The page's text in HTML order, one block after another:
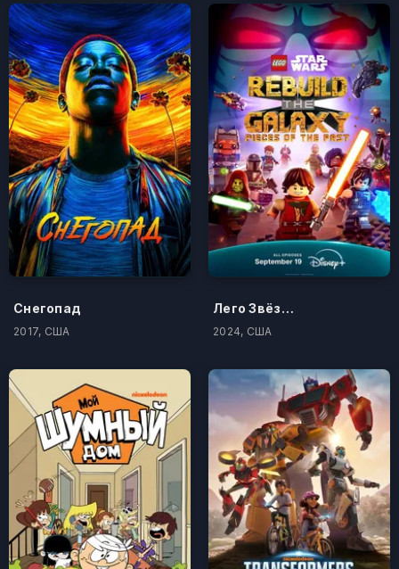
Снегопад
2017, США
Лего Звёздные войны: Восстанови Галактику
2024, США